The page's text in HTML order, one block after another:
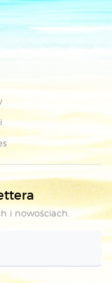
i nowościach.